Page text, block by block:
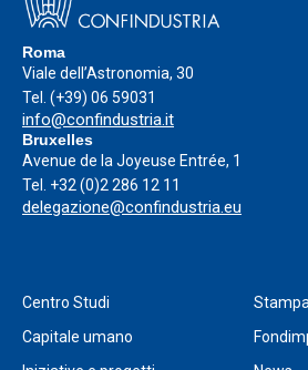
Roma
Viale dell’Astronomia, 30
Tel. (+39) 06 59031
info@confindustria.it
Bruxelles
Avenue de la Joyeuse Entrée, 1
Tel. +32 (0)2 286 12 11
delegazione@confindustria.eu
Centro Studi
Stampa
Capitale umano